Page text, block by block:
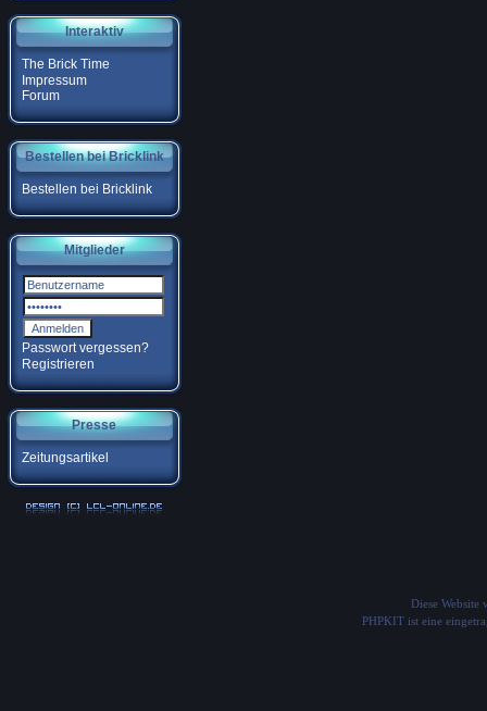
Interaktiv
The Brick Time
Impressum
Forum
Bestellen bei Bricklink
Bestellen bei Bricklink
Mitglieder
Passwort vergessen?
Registrieren
Presse
Zeitungsartikel
Diese Website
PHPKIT ist eine